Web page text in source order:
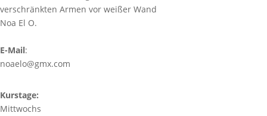
Noa El O.
E-Mail:
noaelo@gmx.com
Kurstage:
Mittwochs